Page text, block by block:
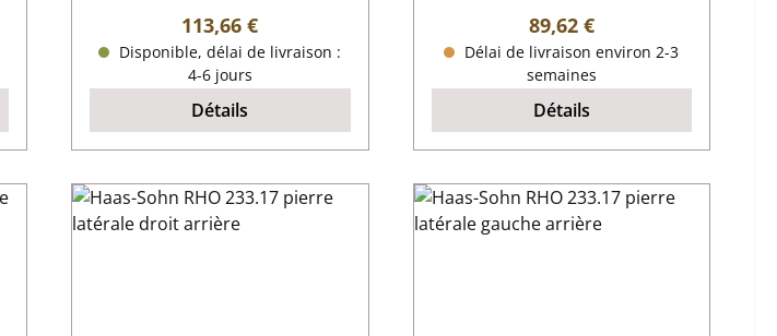
Prix régulier :
113,66 €
Disponible, délai de livraison :
4-6 jours
Détails
Prix régulier :
89,62 €
Délai de livraison environ 2-3
semaines
Détails